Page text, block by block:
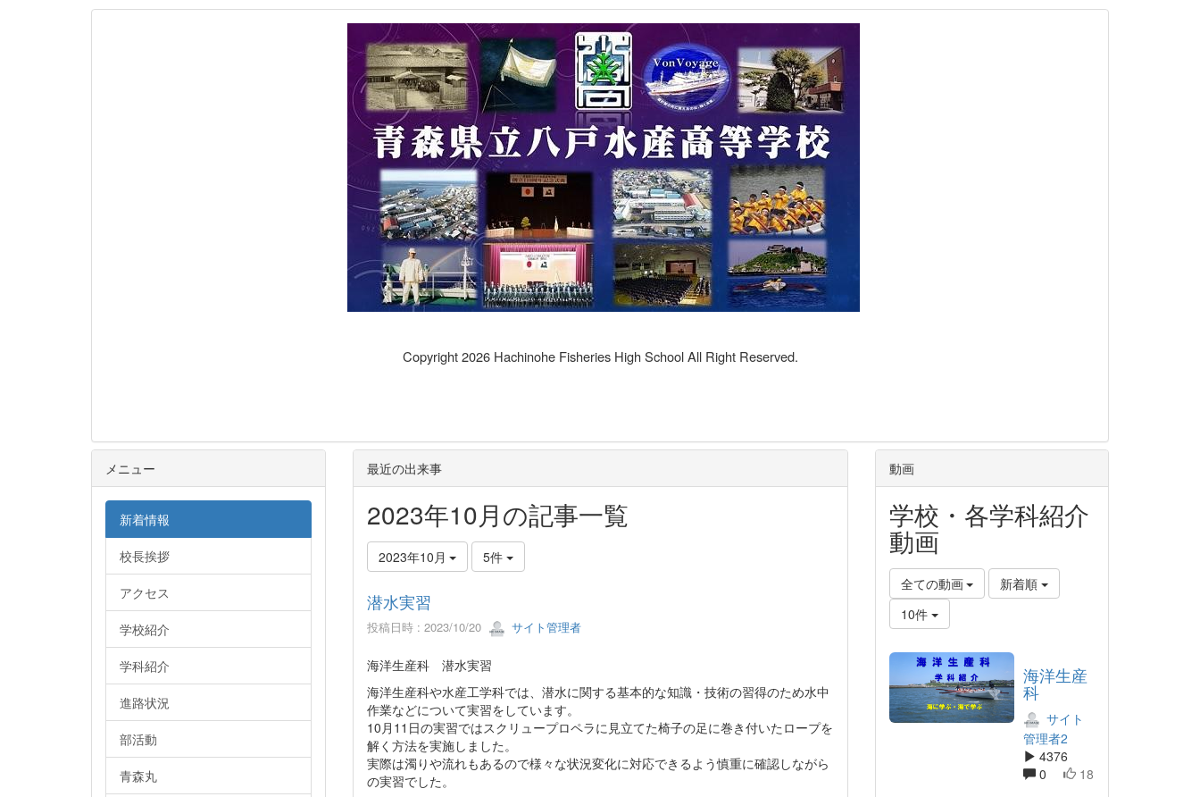
Copyright 2026 Hachinohe Fisheries High School All Right Reserved.
最近の出来事
2023年10月の記事一覧
2023年10月 5件
潜水実習
投稿日時 : 2023/10/20 サイト管理者
海洋生産科 潜水実習
海洋生産科や水産工学科では、潜水に関する基本的な知識・技術の習得のため水中
作業などについて実習をしています。
10月11日の実習ではスクリュープロペラに見立てた椅子の足に巻き付いたロープを
解く方法を実施しました。
実際は濁りや流れもあるので様々な状況変化に対応できるよう慎重に確認しながら
の実習でした。
メニュー
新着情報
校長挨拶
アクセス
学校紹介
学科紹介
進路状況
部活動
青森丸
動画
学校・各学科紹介
動画
全ての動画
新着順
10件
海洋生産
科
サイト
管理者2
4376
0
18